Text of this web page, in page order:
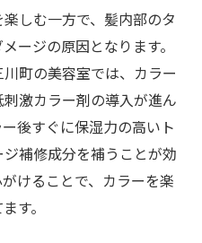
ートメント効果を徹底
トリートメントの特徴
リートメント頻度の目
なる方へのアドバイス
しむ一方で、髪内部のタ
ージの原因となります。
町の美容室では、カラー
激カラー剤の導入が進ん
後すぐに保湿力の高いト
補修成分を補うことが効
けることで、カラーを楽
す。